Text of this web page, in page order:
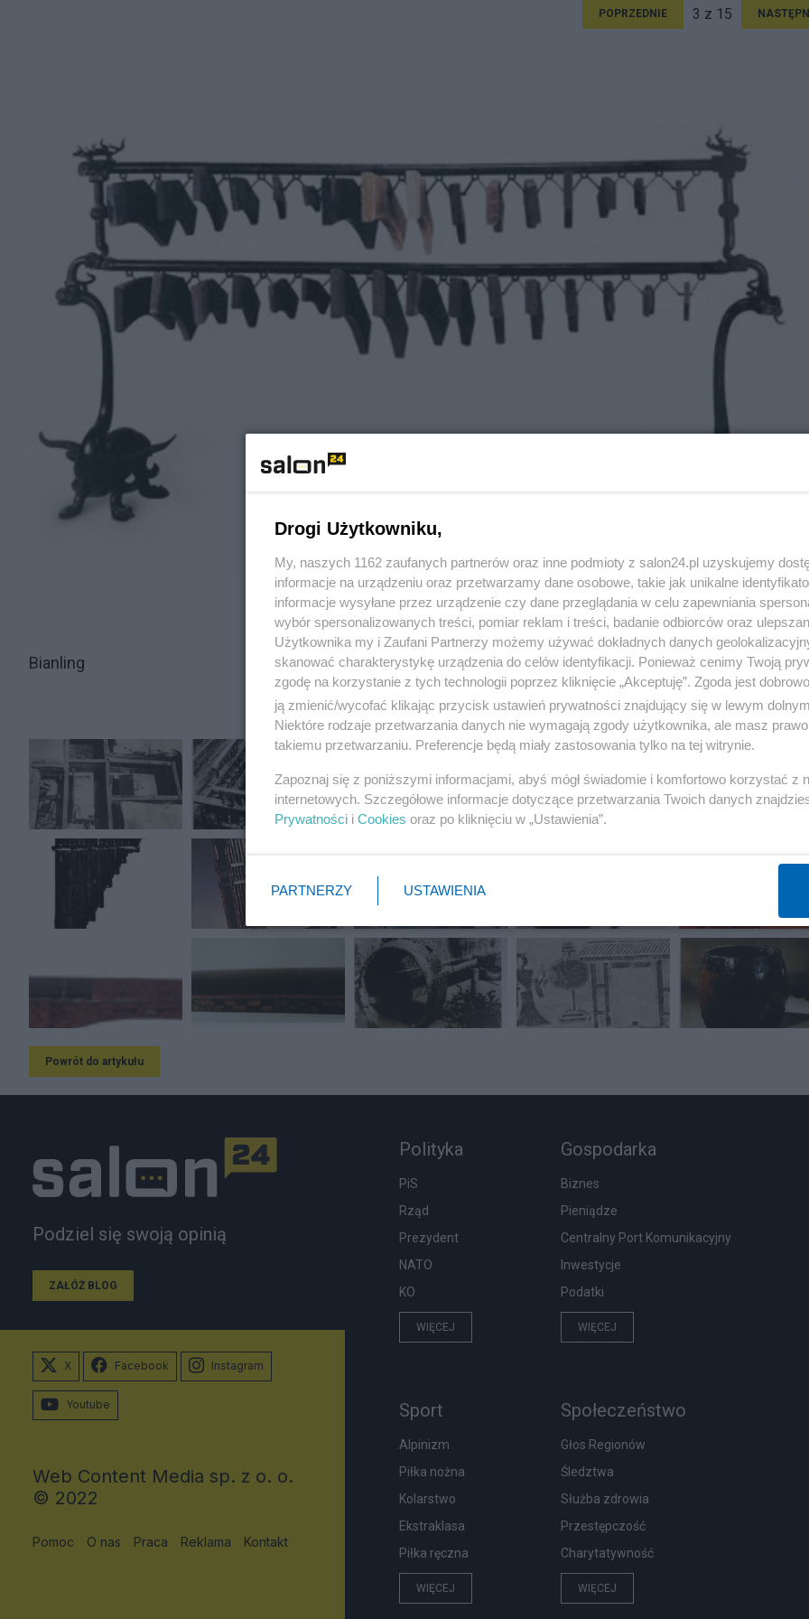
POPRZEDNIE 3 z 15
Bianling
POPRZEDNIE 3 z 15
Powrót do artykułu
Podziel się swoją opinią
ZAŁÓŻ BLOG
Polityka
PiS
Rząd
Prezydent
NATO
KO
WIĘCEJ
Gospodarka
Biznes
Pieniądze
Centralny Port Komunikacyjny
Inwestycje
Podatki
WIĘCEJ
Sport
Alpinizm
Piłka nożna
Kolarstwo
Ekstraklasa
Piłka ręczna
WIĘCEJ
Społeczeństwo
Głos Regionów
Śledztwa
Służba zdrowia
Przestępczość
Charytatywność
WIĘCEJ
X Facebook Instagram
Youtube
Web Content Media sp. z o. o.
© 2022
Pomoc O nas Praca Reklama Kontakt
Drogi Użytkowniku,
My, naszych 1162 zaufanych partnerów oraz inne podmioty z salon24.pl uzyskujemy
informacje na urządzeniu oraz przetwarzamy dane osobowe, takie jak unikalne
informacje wysyłane przez urządzenie czy dane przeglądania w celu zapewniania
wybór spersonalizowanych treści, pomiar reklam i treści, badanie odbiorców oraz
Użytkownika my i Zaufani Partnerzy możemy używać dokładnych danych
skanować charakterystykę urządzenia do celów identyfikacji. Ponieważ cenimy Twoją
zgodę na korzystanie z tych technologii poprzez kliknięcie „Akceptuję”. Zgoda jest
ją zmienić/wycofać klikając przycisk ustawień prywatności znajdujący się w lewym
Niektóre rodzaje przetwarzania danych nie wymagają zgody użytkownika, ale masz
takiemu przetwarzaniu. Preferencje będą miały zastosowania tylko na tej witrynie.
Zapoznaj się z poniższymi informacjami, abyś mógł świadomie i komfortowo korzystać z
internetowych. Szczegółowe informacje dotyczące przetwarzania Twoich danych
Prywatności i Cookies oraz po kliknięciu w „Ustawienia”.
PARTNERZY USTAWIENIA